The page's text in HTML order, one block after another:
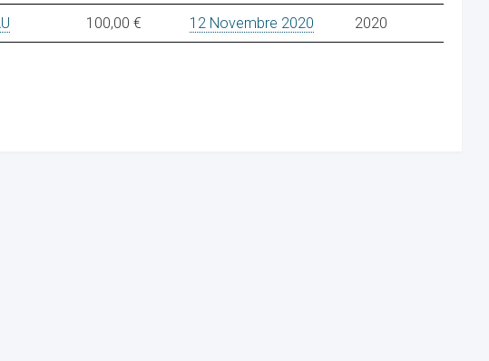
100,00 € 12 Novembre 2020 2020